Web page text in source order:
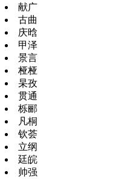
献广
古曲
庆晗
甲泽
景言
桠桠
杲孜
贯通
栎郦
凡桐
钦荟
立纲
廷皖
帅强